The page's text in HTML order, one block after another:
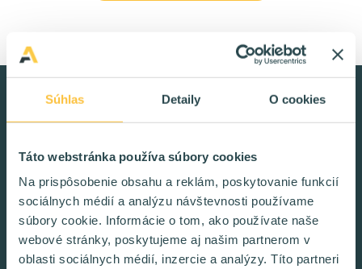
Súhlas Detaily O cookies
Táto webstránka používa súbory cookies
Na prispôsobenie obsahu a reklám, poskytovanie funkcií
sociálnych médií a analýzu návštevnosti používame
súbory cookie. Informácie o tom, ako používate naše
webové stránky, poskytujeme aj našim partnerom v
oblasti sociálnych médií, inzercie a analýzy. Títo partneri
Návody, tipy a triky
Ako byť úspešný v IT
Mäkké zručnosti: Prečo sú pre freelancera dôležité a
ako si ich zdokonaliť
Mäkké zručnosti, soft skills alebo komunikačné zručnosti.
Nazvime ich akokoľvek, jedno je isté: potrebuje ich aj IT